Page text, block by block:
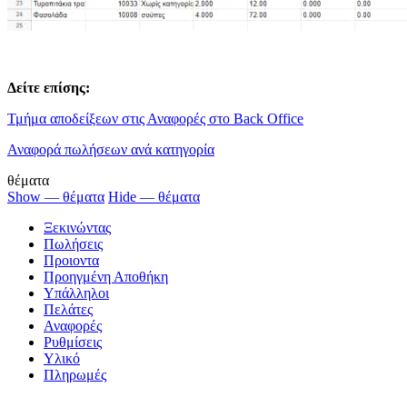
Δείτε επίσης:
Τμήμα αποδείξεων στις Αναφορές στο Back Office
Αναφορά πωλήσεων ανά κατηγορία
θέματα
Show — θέματα Hide — θέματα
Ξεκινώντας
Πωλήσεις
Προιοντα
Προηγμένη Αποθήκη
Υπάλληλοι
Πελάτες
Αναφορές
Ρυθμίσεις
Υλικό
Πληρωμές